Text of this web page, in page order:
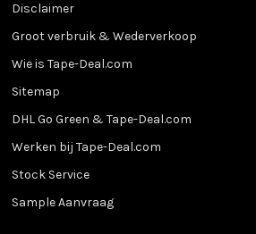
Disclaimer
Groot verbruik & Wederverkoop
Wie is Tape-Deal.com
Sitemap
DHL Go Green & Tape-Deal.com
Werken bij Tape-Deal.com
Stock Service
Sample Aanvraag